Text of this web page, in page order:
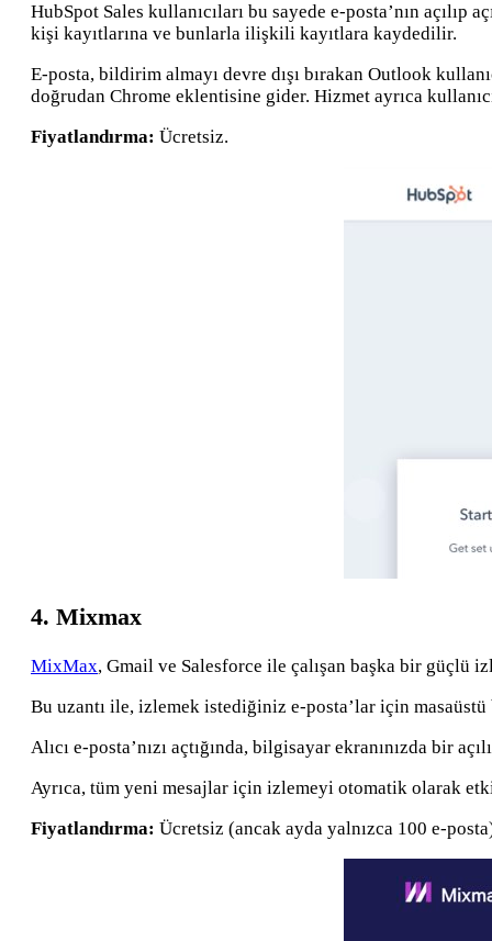
HubSpot Sales kullanıcıları bu sayede e-posta’nın
kişi kayıtlarına ve bunlarla ilişkili kayıtlara kaydedilir.
E-posta, bildirim almayı devre dışı bırakan Outlook
doğrudan Chrome eklentisine gider. Hizmet ayrıca
Fiyatlandırma: Ücretsiz.
4. Mixmax
MixMax, Gmail ve Salesforce ile çalışan başka bir güçlü
Bu uzantı ile, izlemek istediğiniz e-posta’lar için
Alıcı e-posta’nızı açtığında, bilgisayar ekranınızda bir
Ayrıca, tüm yeni mesajlar için izlemeyi otomatik olarak
Fiyatlandırma: Ücretsiz (ancak ayda yalnızca 100 e-